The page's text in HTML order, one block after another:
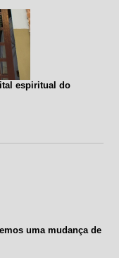
espiritual do
uma mudança de